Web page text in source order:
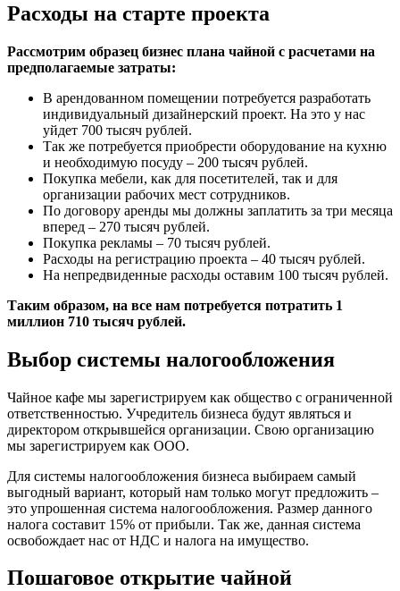
Расходы на старте проекта
Рассмотрим образец бизнес плана чайной с расчетами на
предполагаемые затраты:
В арендованном помещении потребуется разработать
индивидуальный дизайнерский проект. На это у нас
уйдет 700 тысяч рублей.
Так же потребуется приобрести оборудование на кухню
и необходимую посуду – 200 тысяч рублей.
Покупка мебели, как для посетителей, так и для
организации рабочих мест сотрудников.
По договору аренды мы должны заплатить за три месяца
вперед – 270 тысяч рублей.
Покупка рекламы – 70 тысяч рублей.
Расходы на регистрацию проекта – 40 тысяч рублей.
На непредвиденные расходы оставим 100 тысяч рублей.
Таким образом, на все нам потребуется потратить 1
миллион 710 тысяч рублей.
Выбор системы налогообложения
Чайное кафе мы зарегистрируем как общество с ограниченной
ответственностью. Учредитель бизнеса будут являться и
директором открывшейся организации. Свою организацию
мы зарегистрируем как ООО.
Для системы налогообложения бизнеса выбираем самый
выгодный вариант, который нам только могут предложить –
это упрошенная система налогообложения. Размер данного
налога составит 15% от прибыли. Так же, данная система
освобождает нас от НДС и налога на имущество.
Пошаговое открытие чайной